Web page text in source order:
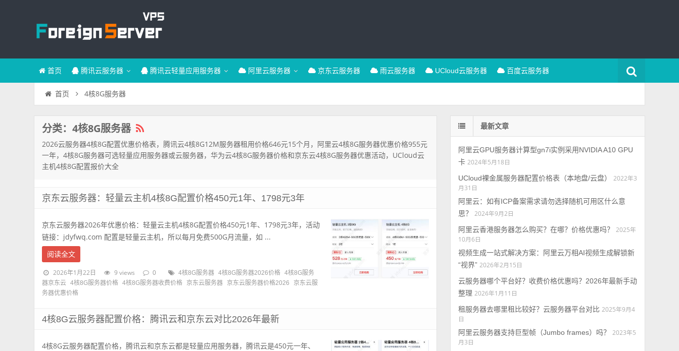
首页 腾讯云服务器 腾讯云轻量应用服务器 阿里云服务器 京东云服务器 雨云服务器 UCloud云服务器 百度云服务器
首页 4核8G服务器
分类：4核8G服务器
2026云服务器4核8G配置优惠价格表，腾讯云4核8G12M服务器租用价格646元15个月，阿里云4核8G服务器优惠价格955元
一年，4核8G服务器可选轻量应用服务器或云服务器，华为云4核8G服务器价格和京东云4核8G服务器优惠活动，UCloud云
主机4核8G配置报价大全
京东云服务器：轻量云主机4核8G配置价格450元1年、1798元3年
京东云服务器2026年优惠价格：轻量云主机4核8G配置价格450元1年、1798元3年，活动
链接：jdyfwq.com 配置是轻量云主机，所以每月免费500G月流量，如 ...
阅读全文
2026年1月22日 9 views 0 4核8G服务器 4核8G服务器2026价格 4核8G服务
器京东云 4核8G服务器价格 4核8G服务器收费价格 京东云服务器 京东云服务器价格2026
京东云服
务器优惠价格
4核8G云服务器配置价格：腾讯云和京东云对比2026年最新
4核8G云服务器配置价格，腾讯云和京东云都是轻量应用服务器，腾讯云是450元一年、
最新文章
阿里云GPU服务器计算型gn7i实例采用NVIDIA A10 GPU
卡 2024年5月18日
UCloud裸金属服务器配置价格表（本地盘/云盘）
2022年3
月31日
阿里云：如有ICP备案需求请勿选择随机可用区什么意
思？
2024年9月2日
阿里云香港服务器怎么购买？在哪？价格优惠吗？
2025年
10月6日
视频生成一站式解决方案：阿里云万相AI视频生成解锁新
“视界” 2026年2月15日
云服务器哪个平台好？收费价格优惠吗？2026年最新手动
整理 2026年1月11日
租服务器去哪里租比较好？云服务器平台对比 2025年9月4
日
阿里云服务器支持巨型帧（Jumbo frames）吗？
2023年5
月3日